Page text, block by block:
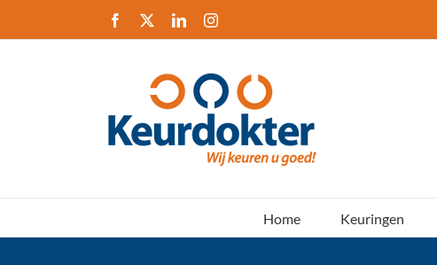
inhoud
Facebook LinkedInInstagram
Home Keuringen